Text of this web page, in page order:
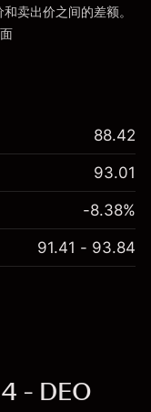
卖出价之间的差额。
88.42
93.01
-8.38%
91.41 - 93.84
- DEO